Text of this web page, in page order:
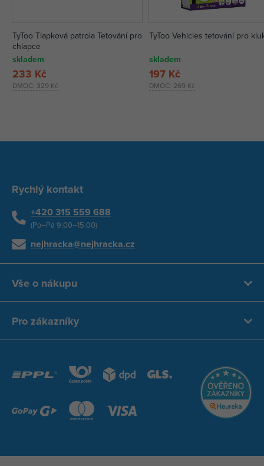
TyToo Tlapková patrola Tetování pro
chlapce
skladem
DMOC: 329 Kč
233 Kč
TyToo Vehicles tetování pro
skladem
DMOC: 269 Kč
197 Kč
Rychlý kontakt
+420 315 559 688
(Po–Pá 9:00–15:00)
nejhracka@nejhracka.cz
Vše o nákupu
Pro zákazníky